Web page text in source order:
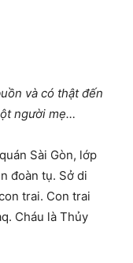
và có thật đến
người mẹ…
Sài Gòn, lớp
đoàn tụ. Sở di
trai. Con trai
Cháu là Thủy